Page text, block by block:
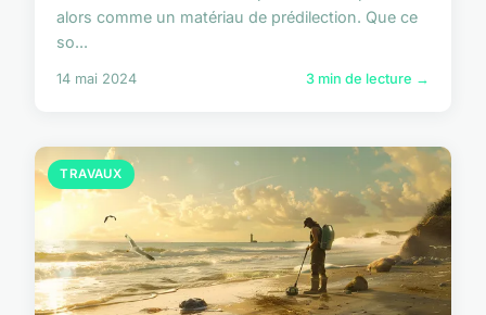
alors comme un matériau de prédilection. Que ce
so...
14 mai 2024 3 min de lecture →
TRAVAUX